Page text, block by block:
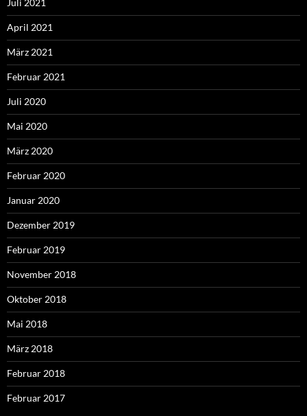
Juli 2021
April 2021
März 2021
Februar 2021
Juli 2020
Mai 2020
März 2020
Februar 2020
Januar 2020
Dezember 2019
Februar 2019
November 2018
Oktober 2018
Mai 2018
März 2018
Februar 2018
Februar 2017